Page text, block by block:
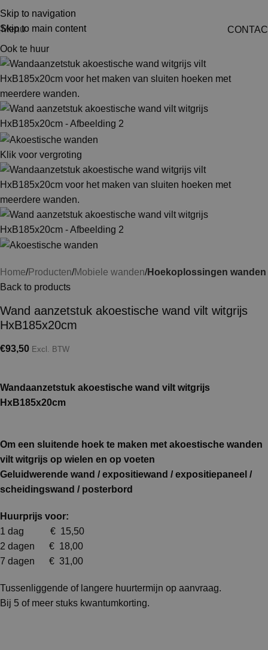
Skip to navigation
Skip to main content
Menu
Ook te huur
Klik voor vergroting
Home Producten Mobiele wanden Hoekoplossingen wanden
Back to products
Wand aanzetstuk akoestische wand vilt witgrijs
HxB185x20cm
€93,50 Excl. BTW
Wandaanzetstuk akoestische wand vilt witgrijs
HxB185x20cm
Om een sluitende hoek te maken met akoestische wanden
vilt witgrijs op wielen en op voeten
Geluidwerende wand / expositiewand / expositiepaneel /
scheidingswand / posterbord
Huurprijs voor:
1 dag € 15,50
2 dagen € 18,00
7 dagen € 31,00
Tussenliggende of langere huurtermijn op aanvraag.
Bij 5 of meer stuks kwantumkorting.